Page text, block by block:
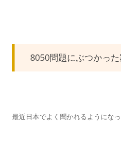
8050問題にぶつかっ
最近日本でよく聞かれるようになっ